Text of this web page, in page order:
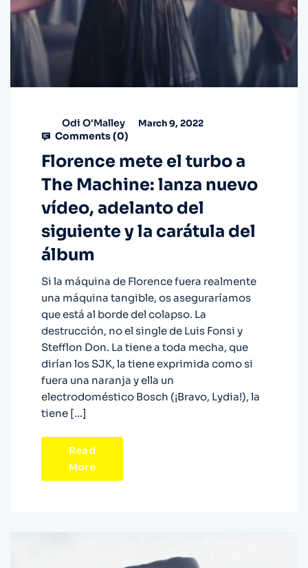
Odi O'Malley March 9, 2022
Comments (0)
Florence mete el turbo a
The Machine: lanza nuevo
vídeo, adelanto del
siguiente y la carátula del
álbum
Si la máquina de Florence fuera realmente
una máquina tangible, os aseguraríamos
que está al borde del colapso. La
destrucción, no el single de Luis Fonsi y
Stefflon Don. La tiene a toda mecha, que
dirían los SJK, la tiene exprimida como si
fuera una naranja y ella un
electrodoméstico Bosch (¡Bravo, Lydia!), la
tiene […]
Read
More